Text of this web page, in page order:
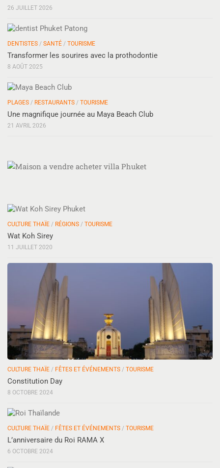
26 JUILLET 2026
DENTISTES / SANTÉ / TOURISME
Transformer les sourires avec la prothodontie
8 AOÛT 2025
PLAGES / RESTAURANTS / TOURISME
Une magnifique journée au Maya Beach Club
21 AVRIL 2026
CULTURE THAÏE / RÉGIONS / TOURISME
Wat Koh Sirey
11 JUILLET 2020
CULTURE THAÏE / FÊTES ET ÉVÉNEMENTS / TOURISME
Constitution Day
8 OCTOBRE 2024
CULTURE THAÏE / FÊTES ET ÉVÉNEMENTS / TOURISME
L’anniversaire du Roi RAMA X
6 OCTOBRE 2024